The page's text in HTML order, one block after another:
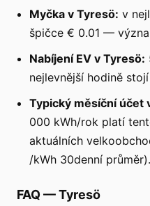
Myčka v Tyresö: v
špičce € 0.01 —
Nabíjení EV v Tyresö:
nejlevnější hodině
Typický měsíční účet
000 kWh/rok platí
aktuálních
/kWh 30denní průměr).
FAQ —Tyresö